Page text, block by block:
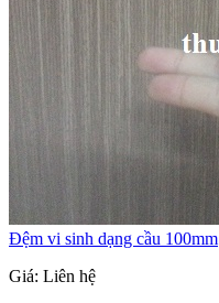
Đệm vi sinh dạng cầu 100mm
Giá: Liên hệ